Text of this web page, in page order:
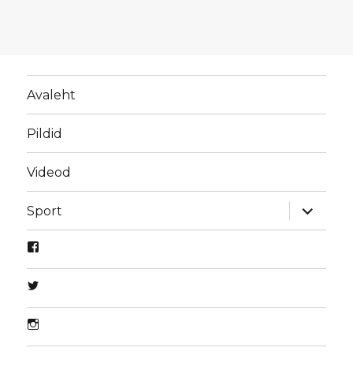
Avaleht
Pildid
Videod
Sport
laienda